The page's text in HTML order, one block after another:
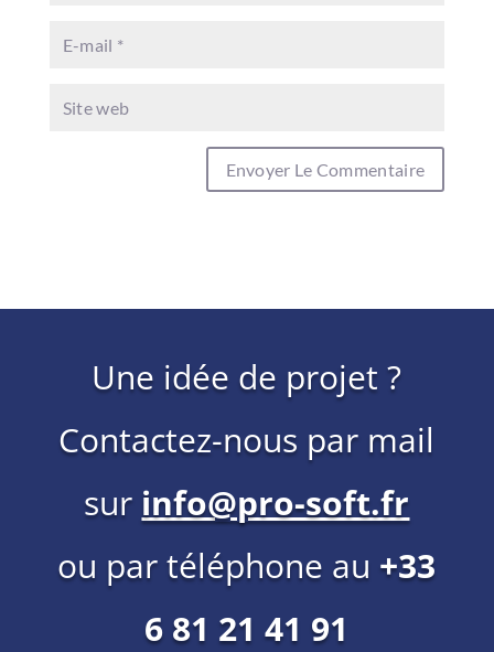
Une idée de projet ?
Contactez-nous par mail
sur info@pro-soft.fr
ou par téléphone au +33
6 81 21 41 91